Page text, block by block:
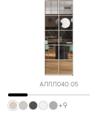
АЛПЛ040.05
+9